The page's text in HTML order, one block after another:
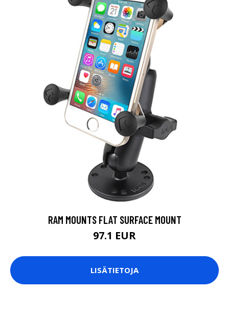
RAM MOUNTS FLAT SURFACE MOUNT
97.1 EUR
LISÄTIETOJA